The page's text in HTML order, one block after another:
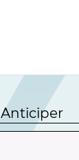
Anticiper